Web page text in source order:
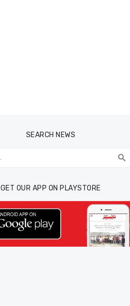
SEARCH NEWS
search
GET OUR APP ON PLAYSTORE